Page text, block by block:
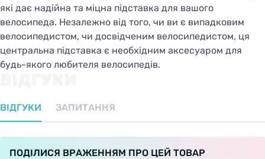
які дає надійна та міцна підставка для вашого
велосипеда. Незалежно від того, чи ви є випадковим
велосипедистом, чи досвідченим велосипедистом, ця
центральна підставка є необхідним аксесуаром для
будь-якого любителя велосипедів.
ВІДГУКИ ЗАПИТАННЯ
ПОДІЛИСЯ ВРАЖЕННЯМ ПРО ЦЕЙ ТОВАР